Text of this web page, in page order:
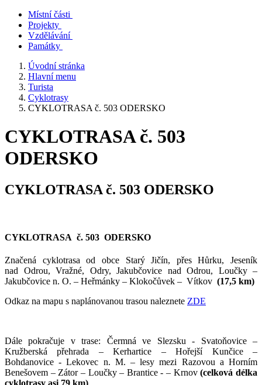
Místní části
Projekty
Vzdělávání
Památky
Úvodní stránka
Hlavní menu
Turista
Cyklotrasy
CYKLOTRASA č. 503 ODERSKO
CYKLOTRASA č. 503
ODERSKO
CYKLOTRASA č. 503 ODERSKO
CYKLOTRASA č. 503 ODERSKO
Značená cyklotrasa od obce Starý Jičín, přes Hůrku, Jeseník
nad Odrou, Vražné, Odry, Jakubčovice nad Odrou, Loučky –
Jakubčovice n. O. – Heřmánky – Klokočůvek – Vítkov (17,5 km)
Odkaz na mapu s naplánovanou trasou naleznete ZDE
Dále pokračuje v trase: Čermná ve Slezsku - Svatoňovice –
Kružberská přehrada – Kerhartice – Hořejší Kunčice –
Bohdanovice - Lekovec n. M. – lesy mezi Razovou a Horním
Benešovem – Zátor – Loučky – Brantice - – Krnov(celková délka